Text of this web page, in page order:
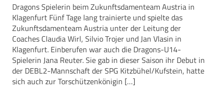
Dragons Spielerin beim Zukunftsdamenteam Austria in
Klagenfurt Fünf Tage lang trainierte und spielte das
Zukunftsdamenteam Austria unter der Leitung der
Coaches Claudia Wirl, Silvio Trojer und Jan Vlasin in
Klagenfurt. Einberufen war auch die Dragons-U14-
Spielerin Jana Reuter. Sie gab in dieser Saison ihr Debut in
der DEBL2-Mannschaft der SPG Kitzbühel/Kufstein, hatte
sich auch zur Torschützenkönigin […]